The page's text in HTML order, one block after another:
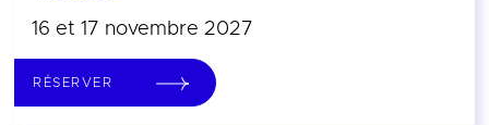
16 et 17 novembre 2027
RÉSERVER